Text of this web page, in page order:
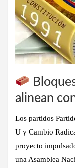
alinean
Los partidos
U y Cambio
proyecto
una Asamblea